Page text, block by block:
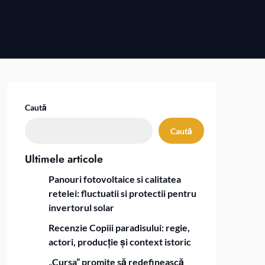
Caută
Caută
Ultimele articole
Panouri fotovoltaice si calitatea
retelei: fluctuatii si protectii pentru
invertorul solar
Recenzie Copiii paradisului: regie,
actori, producție și context istoric
„Cursa” promite să redefinească